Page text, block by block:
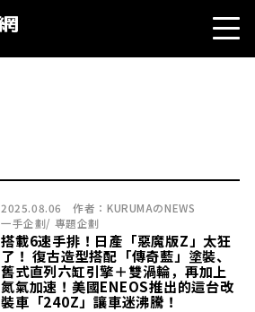
2025.08.06 作者： KURUMAのNEWS
一手企劃/ 專題企劃
搭載6速手排！日產「惡魔版Z」太狂
了！ 復古造型搭配「傳奇藍」塗裝、
舊式直列六缸引擎＋雙渦輪，再加上
氮氣加速！美國ENEOS推出的這台改
裝車「240Z」讓車迷沸騰！